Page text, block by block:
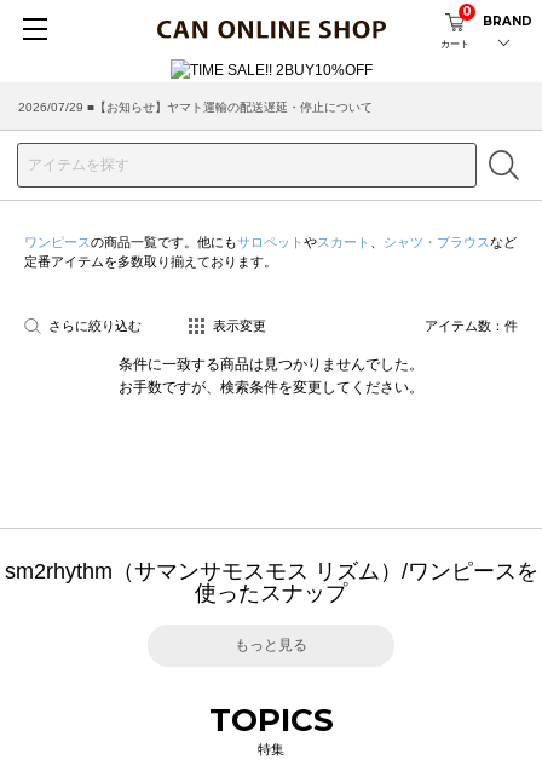
カート
0
BRAND
2026/07/29 ■【お知らせ】ヤマト運輸の配送遅延・停止について
ワンピースの商品一覧です。他にもサロペット やスカート シャツ・ブラウスなど
定番アイテムを多数取り揃えております。
さらに絞り込む 表示変更 アイテム数： 件
条件に一致する商品は見つかりませんでした。
お手数ですが、検索条件を変更してください。
sm2rhythm（サマンサモスモス リズム）/ワンピースを
使ったスナップ
もっと見る
TOPICS
特集